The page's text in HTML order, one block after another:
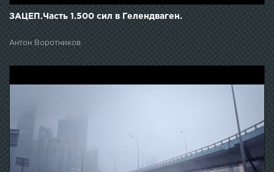
ЗАЦЕП.Часть 1.500 сил в Гелендваген.
Антон Воротников